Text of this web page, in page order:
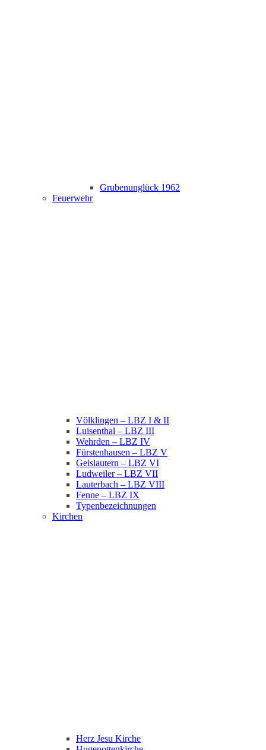
Grubenunglück 1962
Feuerwehr
Völklingen – LBZ I & II
Luisenthal – LBZ III
Wehrden – LBZ IV
Fürstenhausen – LBZ V
Geislautern – LBZ VI
Ludweiler – LBZ VII
Lauterbach – LBZ VIII
Fenne – LBZ IX
Typenbezeichnungen
Kirchen
Herz Jesu Kirche